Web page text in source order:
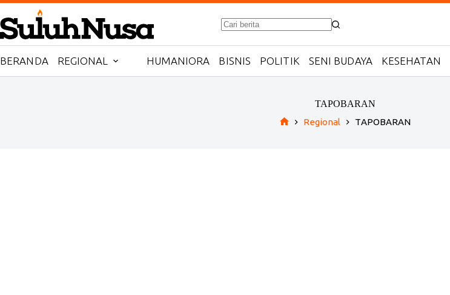
Skip
to
content
No
BERANDA REGIONAL HUMANIORA BISNIS POLITIK SENI BUDAYA KESEHATAN
TAPOBARAN
Regional TAPOBARAN